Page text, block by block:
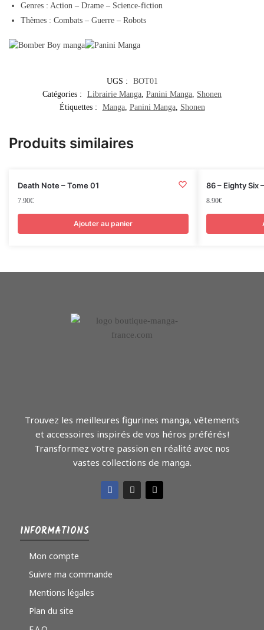
Genres : Action – Drame – Science-fiction
Thèmes : Combats – Guerre – Robots
UGS :
BOT01
Catégories :
Librairie Manga, Panini Manga, Shonen
Étiquettes :
Manga, Panini Manga, Shonen
Produits similaires
Death Note – Tome 01
7.90€
Ajouter au panier
86 – Eighty Six
8.90€
Trouvez les meilleures figurines manga, vêtements
et accessoires inspirés de vos héros préférés !
Transformez votre passion en réalité avec nos
vastes collections de manga.
INFORMATIONS
Mon compte
Suivre ma commande
Mentions légales
Plan du site